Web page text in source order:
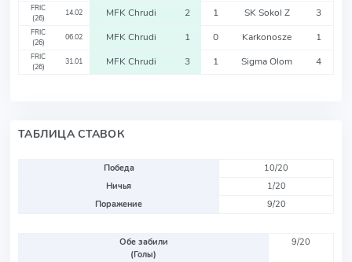
FRIC
(26)
14.02 MFK Chrudi 2 1 SK Sokol Z 3
FRIC
(26)
06.02 MFK Chrudi 1 0 Karkonosze 1
FRIC
(26)
31.01 MFK Chrudi 3 1 Sigma Olom 4
ТАБЛИЦА СТАВОК
Победа
10/20
Ничья
1/20
Поражение
9/20
Обе забили
(Голы)
9/20